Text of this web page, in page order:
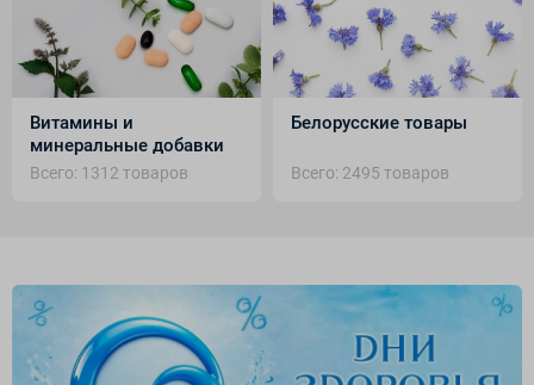
Витамины и
минеральные добавки
Всего: 1312 товаров
Белорусские товары
Всего: 2495 товаров